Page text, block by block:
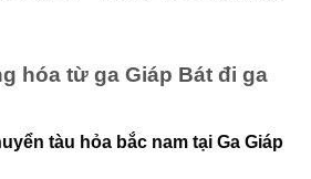
hóa từ ga Giáp Bát đi ga
tàu hỏa bắc nam tại Ga Giáp